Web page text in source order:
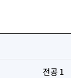
전공 1